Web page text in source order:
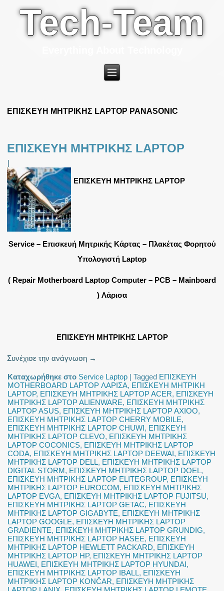
Tech-Team
ΕΠΙΣΚΕΥΗ ΜΗΤΡΙΚΗΣ LAPTOP PANASONIC
ΕΠΙΣΚΕΥΗ ΜΗΤΡΙΚΗΣ LAPTOP
|
ΕΠΙΣΚΕΥΗ ΜΗΤΡΙΚΗΣ LAPTOP
Service – Επισκευή Μητρικής Κάρτας – Πλακέτας Φορητού
Υπολογιστή Laptop
( Repair Motherboard Laptop Computer – PCB – Mainboard
) Λάρισα
ΕΠΙΣΚΕΥΗ ΜΗΤΡΙΚΗΣ LAPTOP
Συνέχισε την ανάγνωση →
Καταχωρήθηκε στο Service Laptop |Tagged ΕΠΙΣΚΕΥΗ
MOTHERBOARD LAPTOP ΛΑΡΙΣΑ, ΕΠΙΣΚΕΥΗ ΜΗΤΡΙΚΗ
LAPTOP, ΕΠΙΣΚΕΥΗ ΜΗΤΡΙΚΗΣ LAPTOP ACER, ΕΠΙΣΚΕΥΗ
ΜΗΤΡΙΚΗΣ LAPTOP ALIENWARE, ΕΠΙΣΚΕΥΗ ΜΗΤΡΙΚΗΣ
LAPTOP ASUS, ΕΠΙΣΚΕΥΗ ΜΗΤΡΙΚΗΣ LAPTOP AXIOO,
ΕΠΙΣΚΕΥΗ ΜΗΤΡΙΚΗΣ LAPTOP CHERRY MOBILE,
ΕΠΙΣΚΕΥΗ ΜΗΤΡΙΚΗΣ LAPTOP CHUWI, ΕΠΙΣΚΕΥΗ
ΜΗΤΡΙΚΗΣ LAPTOP CLEVO, ΕΠΙΣΚΕΥΗ ΜΗΤΡΙΚΗΣ
LAPTOP COCONICS, ΕΠΙΣΚΕΥΗ ΜΗΤΡΙΚΗΣ LAPTOP
CODA, ΕΠΙΣΚΕΥΗ ΜΗΤΡΙΚΗΣ LAPTOP DEEWAI, ΕΠΙΣΚΕΥΗ
ΜΗΤΡΙΚΗΣ LAPTOP DELL, ΕΠΙΣΚΕΥΗ ΜΗΤΡΙΚΗΣ LAPTOP
DIGITAL STORM, ΕΠΙΣΚΕΥΗ ΜΗΤΡΙΚΗΣ LAPTOP DOEL,
ΕΠΙΣΚΕΥΗ ΜΗΤΡΙΚΗΣ LAPTOP ELITEGROUP, ΕΠΙΣΚΕΥΗ
ΜΗΤΡΙΚΗΣ LAPTOP EUROCOM, ΕΠΙΣΚΕΥΗ ΜΗΤΡΙΚΗΣ
LAPTOP EVGA, ΕΠΙΣΚΕΥΗ ΜΗΤΡΙΚΗΣ LAPTOP FUJITSU,
ΕΠΙΣΚΕΥΗ ΜΗΤΡΙΚΗΣ LAPTOP GETAC, ΕΠΙΣΚΕΥΗ
ΜΗΤΡΙΚΗΣ LAPTOP GIGABYTE, ΕΠΙΣΚΕΥΗ ΜΗΤΡΙΚΗΣ
LAPTOP GOOGLE, ΕΠΙΣΚΕΥΗ ΜΗΤΡΙΚΗΣ LAPTOP
GRADIENTE, ΕΠΙΣΚΕΥΗ ΜΗΤΡΙΚΗΣ LAPTOP GRUNDIG,
ΕΠΙΣΚΕΥΗ ΜΗΤΡΙΚΗΣ LAPTOP HASEE, ΕΠΙΣΚΕΥΗ
ΜΗΤΡΙΚΗΣ LAPTOP HEWLETT PACKARD, ΕΠΙΣΚΕΥΗ
ΜΗΤΡΙΚΗΣ LAPTOP HP, ΕΠΙΣΚΕΥΗ ΜΗΤΡΙΚΗΣ LAPTOP
HUAWEI, ΕΠΙΣΚΕΥΗ ΜΗΤΡΙΚΗΣ LAPTOP HYUNDAI,
ΕΠΙΣΚΕΥΗ ΜΗΤΡΙΚΗΣ LAPTOP IBALL, ΕΠΙΣΚΕΥΗ
ΜΗΤΡΙΚΗΣ LAPTOP KONČAR, ΕΠΙΣΚΕΥΗ ΜΗΤΡΙΚΗΣ